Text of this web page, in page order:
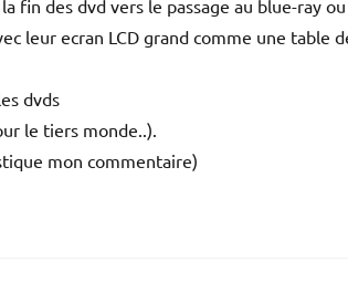
fin des dvd vers le passage au blue-ray
leur ecran LCD grand comme une
dvds
le tiers monde..).
mon commentaire)